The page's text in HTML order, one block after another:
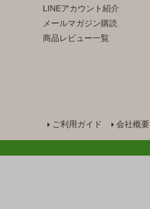
LINEアカウント紹介
メールマガジン購読
商品レビュー一覧
ご利用ガイド 会社概要